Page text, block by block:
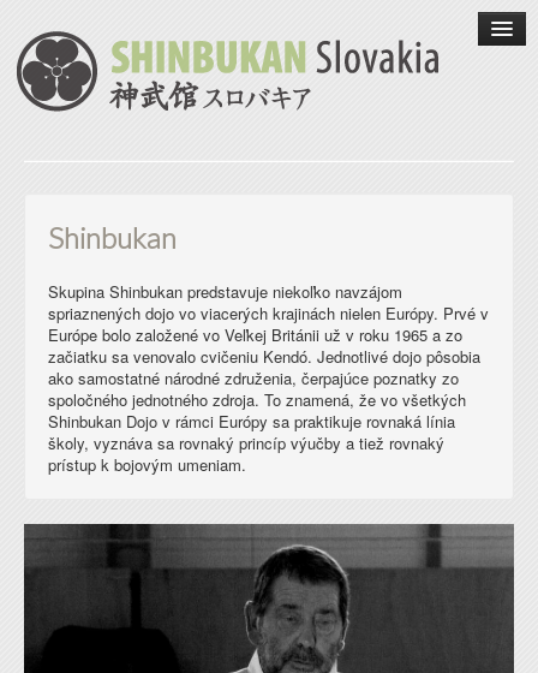
Iaidó
Jódó
Kontakt
Shinbukan
Skupina Shinbukan predstavuje niekoľko navzájom
spriaznených dojo vo viacerých krajinách nielen Európy. Prvé v
Európe bolo založené vo Veľkej Británii už v roku 1965 a zo
začiatku sa venovalo cvičeniu Kendó. Jednotlivé dojo pôsobia
ako samostatné národné združenia, čerpajúce poznatky zo
spoločného jednotného zdroja. To znamená, že vo všetkých
Shinbukan Dojo v rámci Európy sa praktikuje rovnaká línia
školy, vyznáva sa rovnaký princíp výučby a tiež rovnaký
prístup k bojovým umeniam.